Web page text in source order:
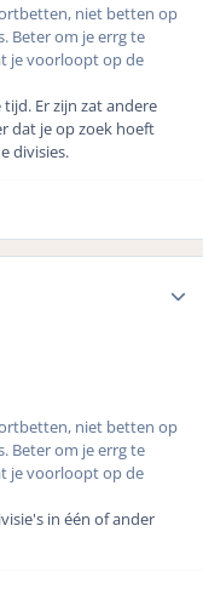
niet betten op
Beter om je errg te
je voorloopt op de
Er zijn zat andere
dat je op zoek hoeft
divisies.
niet betten op
Beter om je errg te
je voorloopt op de
in één of ander